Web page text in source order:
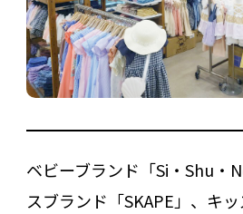
ベビーブランド「Si・Shu・
スブランド「SKAPE」、キ